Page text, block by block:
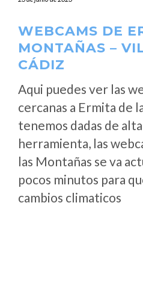
WEBCAMS DE
MONTAÑAS –
CÁDIZ
Aqui puedes ver las
cercanas a Ermita de
tenemos dadas de
herramienta, las
las Montañas se va
pocos minutos para
cambios climaticos